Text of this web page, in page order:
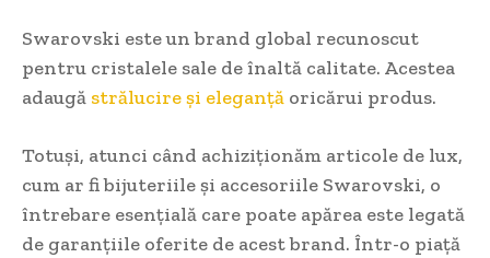
Swarovski este un brand global recunoscut
pentru cristalele sale de înaltă calitate. Acestea
adaugă strălucire și eleganță oricărui produs.
Totuși, atunci când achiziționăm articole de lux,
cum ar fi bijuteriile și accesoriile Swarovski, o
întrebare esențială care poate apărea este legată
de garanțiile oferite de acest brand. Într-o piață